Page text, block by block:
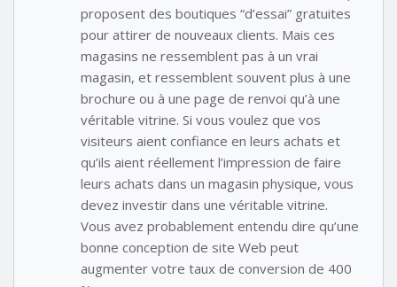
proposent des boutiques “d’essai” gratuites
pour attirer de nouveaux clients. Mais ces
magasins ne ressemblent pas à un vrai
magasin, et ressemblent souvent plus à une
brochure ou à une page de renvoi qu’à une
véritable vitrine. Si vous voulez que vos
visiteurs aient confiance en leurs achats et
qu’ils aient réellement l’impression de faire
leurs achats dans un magasin physique, vous
devez investir dans une véritable vitrine.
Vous avez probablement entendu dire qu’une
bonne conception de site Web peut
augmenter votre taux de conversion de 400